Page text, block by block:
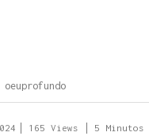
165 Views 5 Minutos